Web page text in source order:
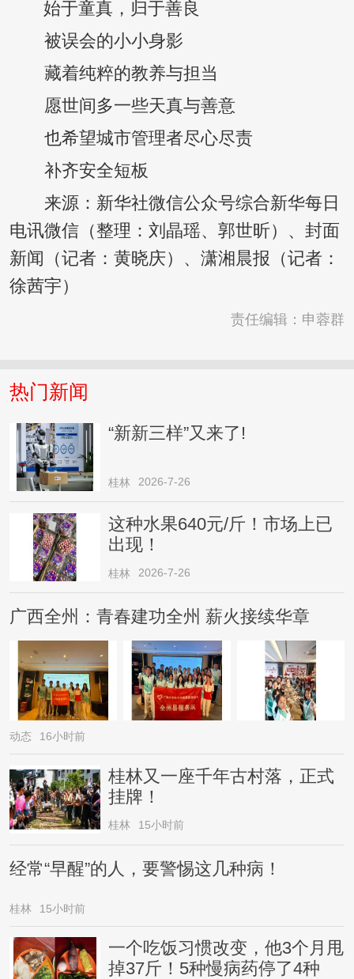
始于童真，归于善良
被误会的小小身影
藏着纯粹的教养与担当
愿世间多一些天真与善意
也希望城市管理者尽心尽责
补齐安全短板
来源：新华社微信公众号综合新华每日
电讯微信（整理：刘晶瑶、郭世昕）、封面
新闻（记者：黄晓庆）、潇湘晨报（记者：
徐茜宇）
责任编辑：申蓉群
热门新闻
“新新三样”又来了!
桂林 2026-7-26
这种水果640元/斤！市场上已
出现！
桂林 2026-7-26
广西全州：青春建功全州 薪火接续华章
动态 16小时前
桂林又一座千年古村落，正式
挂牌！
桂林 15小时前
经常“早醒”的人，要警惕这几种病！
桂林 15小时前
一个吃饭习惯改变，他3个月甩
掉37斤！5种慢病药停了4种